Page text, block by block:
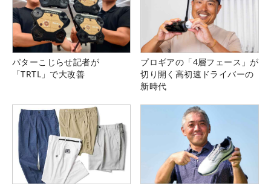
パターこじらせ記者が
「TRTL」で大改善
プロギアの「4層フェース」が
切り開く高初速ドライバーの
新時代